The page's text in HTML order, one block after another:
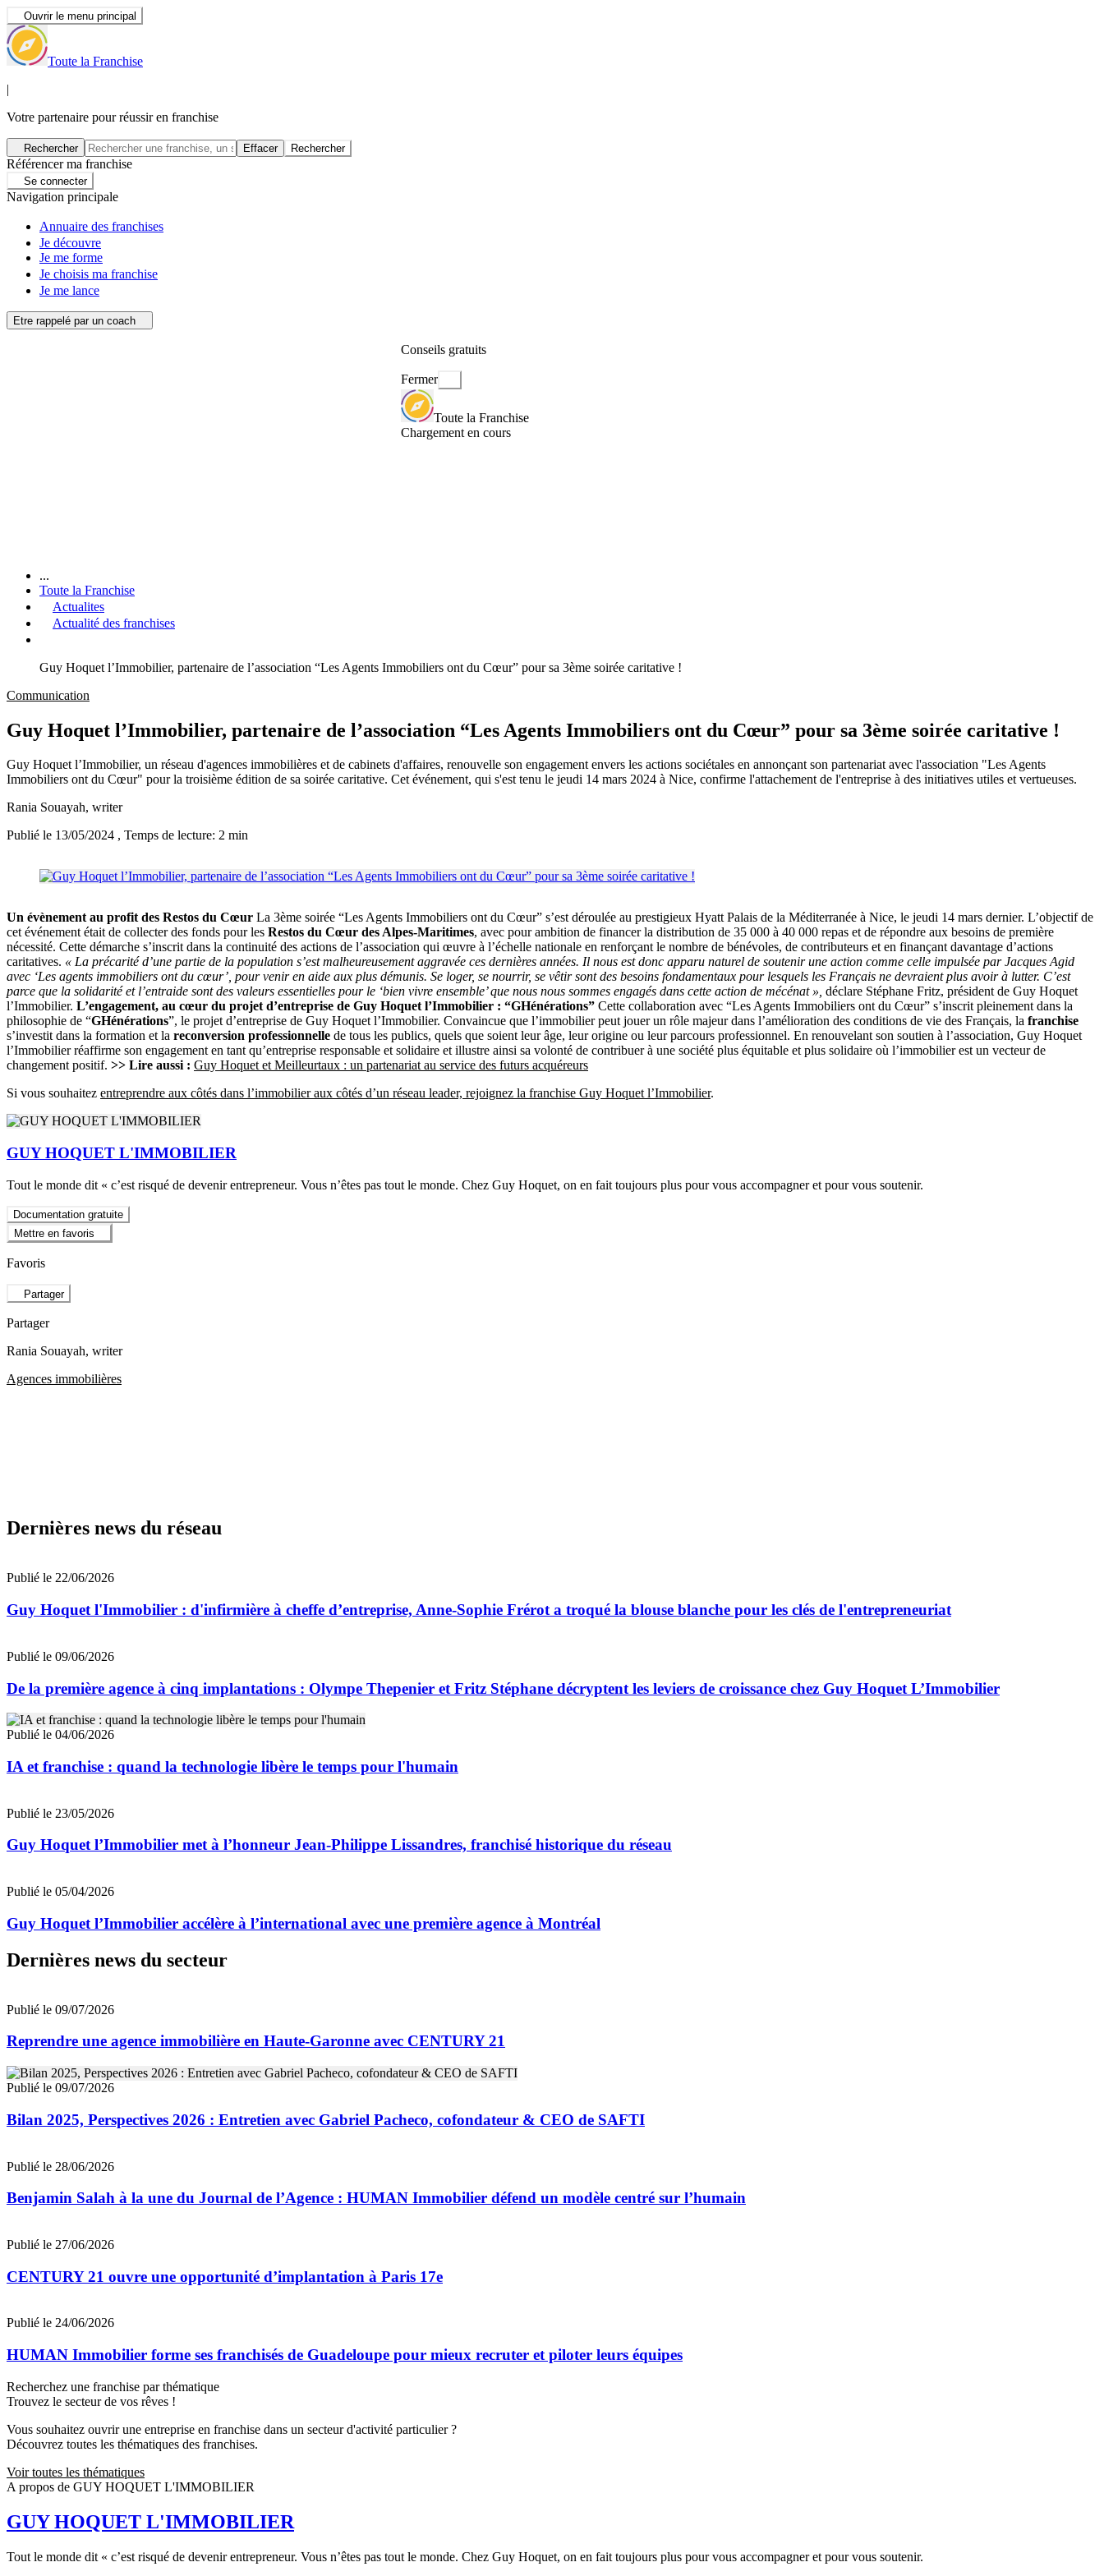
Ouvrir le menu principal
Toute la Franchise
|
Votre partenaire pour réussir en franchise
Rechercher Effacer Rechercher
Référencer ma franchise
Se connecter
Navigation principale
Annuaire des franchises
Je découvre
Je me forme
Je choisis ma franchise
Je me lance
Etre rappelé par un coach
Conseils gratuits
Fermer
Toute la Franchise
Chargement en cours
...
Toute la Franchise
Actualites
Actualité des franchises
Guy Hoquet l’Immobilier, partenaire de l’association “Les Agents Immobiliers ont du Cœur” pour sa 3ème soirée caritative !
Communication
Guy Hoquet l’Immobilier, partenaire de l’association “Les Agents Immobiliers ont du Cœur” pour sa 3ème soirée caritative !
Guy Hoquet l’Immobilier, un réseau d'agences immobilières et de cabinets d'affaires, renouvelle son engagement envers les actions sociétales en annonçant son partenariat avec l'association "Les Agents
Immobiliers ont du Cœur" pour la troisième édition de sa soirée caritative. Cet événement, qui s'est tenu le jeudi 14 mars 2024 à Nice, confirme l'attachement de l'entreprise à des initiatives utiles et vertueuses.
Rania Souayah, writer
Publié le 13/05/2024 , Temps de lecture: 2 min
Un évènement au profit des Restos du Cœur La 3ème soirée “Les Agents Immobiliers ont du Cœur” s’est déroulée au prestigieux Hyatt Palais de la Méditerranée à Nice, le jeudi 14 mars dernier. L’objectif de
cet événement était de collecter des fonds pour les Restos du Cœur des Alpes-Maritimes, avec pour ambition de financer la distribution de 35 000 à 40 000 repas et de répondre aux besoins de première
nécessité. Cette démarche s’inscrit dans la continuité des actions de l’association qui œuvre à l’échelle nationale en renforçant le nombre de bénévoles, de contributeurs et en finançant davantage d’actions
caritatives. « La précarité d’une partie de la population s’est malheureusement aggravée ces dernières années. Il nous est donc apparu naturel de soutenir une action comme celle impulsée par Jacques Agid
avec ‘Les agents immobiliers ont du cœur’, pour venir en aide aux plus démunis. Se loger, se nourrir, se vêtir sont des besoins fondamentaux pour lesquels les Français ne devraient plus avoir à lutter. C’est
parce que la solidarité et l’entraide sont des valeurs essentielles pour le ‘bien vivre ensemble’ que nous nous sommes engagés dans cette action de mécénat », déclare Stéphane Fritz, président de Guy Hoquet
l’Immobilier. L’engagement, au cœur du projet d’entreprise de Guy Hoquet l’Immobilier : “GHénérations” Cette collaboration avec “Les Agents Immobiliers ont du Cœur” s’inscrit pleinement dans la
philosophie de “GHénérations”, le projet d’entreprise de Guy Hoquet l’Immobilier. Convaincue que l’immobilier peut jouer un rôle majeur dans l’amélioration des conditions de vie des Français, la franchise
s’investit dans la formation et la reconversion professionnelle de tous les publics, quels que soient leur âge, leur origine ou leur parcours professionnel. En renouvelant son soutien à l’association, Guy Hoquet
l’Immobilier réaffirme son engagement en tant qu’entreprise responsable et solidaire et illustre ainsi sa volonté de contribuer à une société plus équitable et plus solidaire où l’immobilier est un vecteur de
changement positif. >> Lire aussi : Guy Hoquet et Meilleurtaux : un partenariat au service des futurs acquéreurs
Si vous souhaitez entreprendre aux côtés dans l’immobilier aux côtés d’un réseau leader, rejoignez la franchise Guy Hoquet l’Immobilier.
GUY HOQUET L'IMMOBILIER
Tout le monde dit « c’est risqué de devenir entrepreneur. Vous n’êtes pas tout le monde. Chez Guy Hoquet, on en fait toujours plus pour vous accompagner et pour vous soutenir.
Documentation gratuite
Mettre en favoris
Favoris
Partager
Partager
Rania Souayah, writer
Agences immobilières
Dernières news du réseau
Publié le 22/06/2026
Guy Hoquet l'Immobilier : d'infirmière à cheffe d’entreprise, Anne-Sophie Frérot a troqué la blouse blanche pour les clés de l'entrepreneuriat
Publié le 09/06/2026
De la première agence à cinq implantations : Olympe Thepenier et Fritz Stéphane décryptent les leviers de croissance chez Guy Hoquet L’Immobilier
Publié le 04/06/2026
IA et franchise : quand la technologie libère le temps pour l'humain
Publié le 23/05/2026
Guy Hoquet l’Immobilier met à l’honneur Jean-Philippe Lissandres, franchisé historique du réseau
Publié le 05/04/2026
Guy Hoquet l’Immobilier accélère à l’international avec une première agence à Montréal
Dernières news du secteur
Publié le 09/07/2026
Reprendre une agence immobilière en Haute-Garonne avec CENTURY 21
Publié le 09/07/2026
Bilan 2025, Perspectives 2026 : Entretien avec Gabriel Pacheco, cofondateur & CEO de SAFTI
Publié le 28/06/2026
Benjamin Salah à la une du Journal de l’Agence : HUMAN Immobilier défend un modèle centré sur l’humain
Publié le 27/06/2026
CENTURY 21 ouvre une opportunité d’implantation à Paris 17e
Publié le 24/06/2026
HUMAN Immobilier forme ses franchisés de Guadeloupe pour mieux recruter et piloter leurs équipes
Recherchez une franchise par thématique
Trouvez le secteur de vos rêves !
Vous souhaitez ouvrir une entreprise en franchise dans un secteur d'activité particulier ?
Découvrez toutes les thématiques des franchises.
Voir toutes les thématiques
A propos de GUY HOQUET L'IMMOBILIER
GUY HOQUET L'IMMOBILIER
Tout le monde dit « c’est risqué de devenir entrepreneur. Vous n’êtes pas tout le monde. Chez Guy Hoquet, on en fait toujours plus pour vous accompagner et pour vous soutenir.